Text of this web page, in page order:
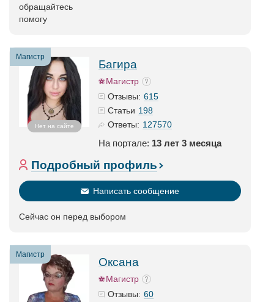
обращайтесь
помогу
Магистр
Нет на сайте
Багира
Магистр
Отзывы: 615
Статьи 198
Ответы: 127570
На портале: 13 лет 3 месяца
Подробный профиль
Написать сообщение
Сейчас он перед выбором
Магистр
Оксана
Магистр
Отзывы: 60